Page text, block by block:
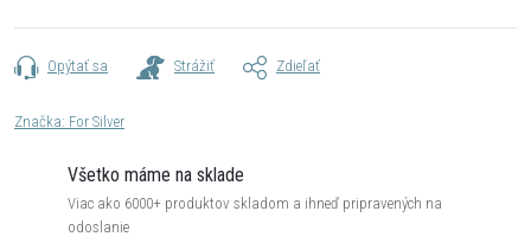
Opýtať sa Strážiť Zdieľať
Značka: For Silver
Všetko máme na sklade
Viac ako 6000+ produktov skladom a ihneď pripravených na
odoslanie